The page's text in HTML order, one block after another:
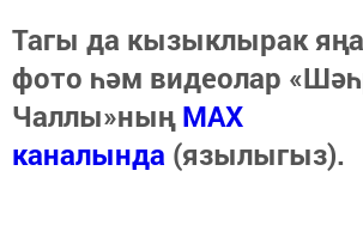
Тагы да кызыклырак
фото һәм видеолар
Чаллы»ныңMAX
каналында (язылыгыз).